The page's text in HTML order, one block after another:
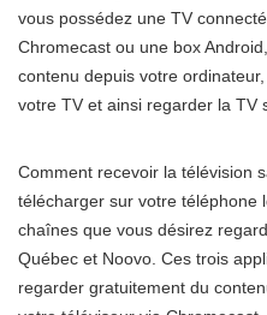
vous possédez une TV
Chromecast ou une box
contenu depuis votre
votre TV et ainsi regarder la TV
Comment recevoir la télévision
télécharger sur votre téléphone
chaînes que vous désirez
Québec et Noovo. Ces trois
regarder gratuitement du